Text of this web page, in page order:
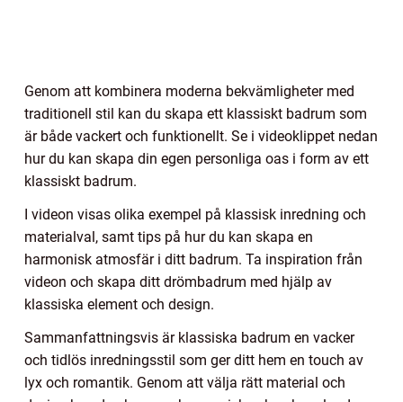
Genom att kombinera moderna bekvämligheter med
traditionell stil kan du skapa ett klassiskt badrum som
är både vackert och funktionellt. Se i videoklippet nedan
hur du kan skapa din egen personliga oas i form av ett
klassiskt badrum.
I videon visas olika exempel på klassisk inredning och
materialval, samt tips på hur du kan skapa en
harmonisk atmosfär i ditt badrum. Ta inspiration från
videon och skapa ditt drömbadrum med hjälp av
klassiska element och design.
Sammanfattningsvis är klassiska badrum en vacker
och tidlös inredningsstil som ger ditt hem en touch av
lyx och romantik. Genom att välja rätt material och